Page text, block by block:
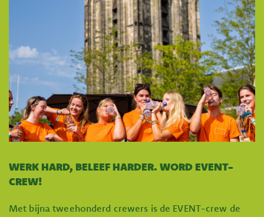
WERK HARD, BELEEF HARDER. WORD EVENT-
CREW!
Met bijna tweehonderd crewers is de EVENT-crew de